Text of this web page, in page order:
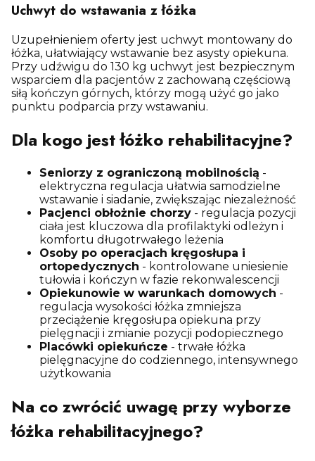
Uchwyt do wstawania z łóżka
Uzupełnieniem oferty jest uchwyt montowany do
łóżka, ułatwiający wstawanie bez asysty opiekuna.
Przy udźwigu do 130 kg uchwyt jest bezpiecznym
wsparciem dla pacjentów z zachowaną częściową
siłą kończyn górnych, którzy mogą użyć go jako
punktu podparcia przy wstawaniu.
Dla kogo jest łóżko rehabilitacyjne?
Seniorzy z ograniczoną mobilnością -
elektryczna regulacja ułatwia samodzielne
wstawanie i siadanie, zwiększając niezależność
Pacjenci obłożnie chorzy - regulacja pozycji
ciała jest kluczowa dla profilaktyki odleżyn i
komfortu długotrwałego leżenia
Osoby po operacjach kręgosłupa i
ortopedycznych - kontrolowane uniesienie
tułowia i kończyn w fazie rekonwalescencji
Opiekunowie w warunkach domowych -
regulacja wysokości łóżka zmniejsza
przeciążenie kręgosłupa opiekuna przy
pielęgnacji i zmianie pozycji podopiecznego
Placówki opiekuńcze - trwałe łóżka
pielęgnacyjne do codziennego, intensywnego
użytkowania
Na co zwrócić uwagę przy wyborze
łóżka rehabilitacyjnego?